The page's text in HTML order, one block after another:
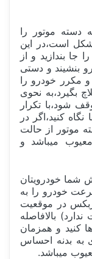
موتور را
است،در این
جا بندازید و از
بنشیند و دستی
مکرر خودرو را
کلاچ بگیرد،به نحوی
شود،با تکرار
کنید،اگر در
موتور از حالت
میباشد و
شما خودرویتان
خودرو را به
در موقعیت
ندارد) بالافاصله
رها کنید و همزمان
به بدنه احساس
میباشد.